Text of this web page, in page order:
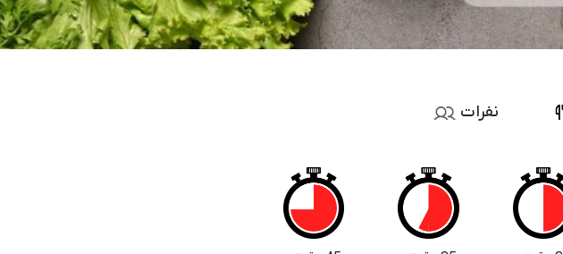
نفرات